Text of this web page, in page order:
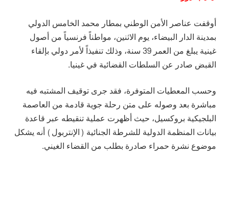
أوقفت عناصر الأمن الوطني بمطار محمد الخامس الدولي
بمدينة الدار البيضاء، يوم الاثنين، مواطناً فرنسياً من أصول
غينية يبلغ من العمر 39 سنة، وذلك تنفيذاً لأمر دولي بإلقاء
القبض صادر عن السلطات القضائية في غينيا.
وحسب المعطيات المتوفرة، فقد جرى توقيف المشتبه فيه
مباشرة بعد وصوله على متن رحلة جوية قادمة من العاصمة
البلجيكية بروكسيل، حيث أظهرت عملية تنقيطه عبر قاعدة
بيانات المنظمة الدولية للشرطة الجنائية (الإنتربول) أنه يشكل
موضوع نشرة حمراء صادرة بطلب من القضاء الغيني.